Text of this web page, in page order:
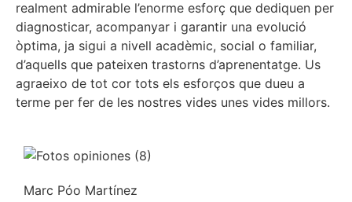
realment admirable l’enorme esforç que dediquen per
diagnosticar, acompanyar i garantir una evolució
òptima, ja sigui a nivell acadèmic, social o familiar,
d’aquells que pateixen trastorns d’aprenentatge. Us
agraeixo de tot cor tots els esforços que dueu a
terme per fer de les nostres vides unes vides millors.
Marc Póo Martínez